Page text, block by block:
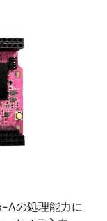
Aの処理能力に